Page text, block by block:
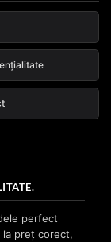
perfect
la preț corect,